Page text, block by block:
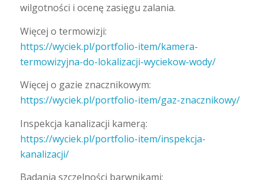
wilgotności i ocenę zasięgu zalania.
Więcej o termowizji:
https://wyciek.pl/portfolio-item/kamera-
termowizyjna-do-lokalizacji-wyciekow-wody/
Więcej o gazie znacznikowym:
https://wyciek.pl/portfolio-item/gaz-znacznikowy/
Inspekcja kanalizacji kamerą:
https://wyciek.pl/portfolio-item/inspekcja-
kanalizacji/
Badania szczelności barwnikami: